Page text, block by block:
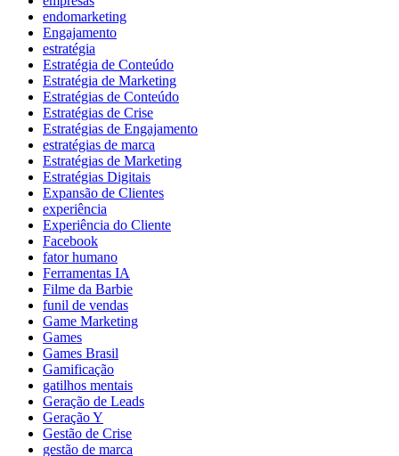
endomarketing
Engajamento
estratégia
Estratégia de Conteúdo
Estratégia de Marketing
Estratégias de Conteúdo
Estratégias de Crise
Estratégias de Engajamento
estratégias de marca
Estratégias de Marketing
Estratégias Digitais
Expansão de Clientes
experiência
Experiência do Cliente
Facebook
fator humano
Ferramentas IA
Filme da Barbie
funil de vendas
Game Marketing
Games
Games Brasil
Gamificação
gatilhos mentais
Geração de Leads
Geração Y
Gestão de Crise
gestão de marca